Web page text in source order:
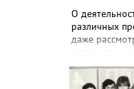
О
различных
даже
животных в